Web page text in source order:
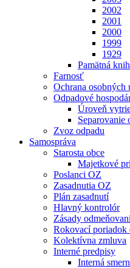
2002
2001
2000
1999
1929
Pamätná
Farnosť
Ochrana osobných
Odpadové
Úroveň
Separovanie
Zvoz odpadu
Samospráva
Starosta obce
Majetkové
Poslanci OZ
Zasadnutia OZ
Plán zasadnutí
Hlavný kontrolór
Zásady
Rokovací poriadok
Kolektívna zmluva
Interné predpisy
Interná